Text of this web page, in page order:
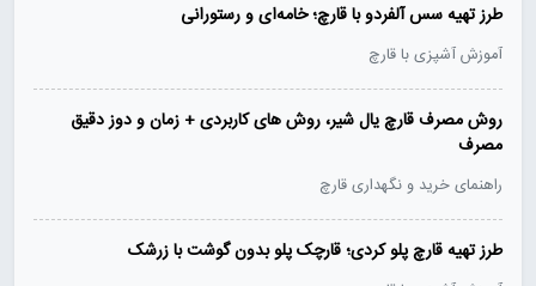
طرز تهیه سس آلفردو با قارچ؛ خامه‌ای و رستورانی
آموزش آشپزی با قارچ
روش مصرف قارچ یال شیر، روش های کاربردی + زمان و دوز دقیق
مصرف
راهنمای خرید و نگهداری قارچ
طرز تهیه قارچ پلو کردی؛ قارچک پلو بدون گوشت با زرشک